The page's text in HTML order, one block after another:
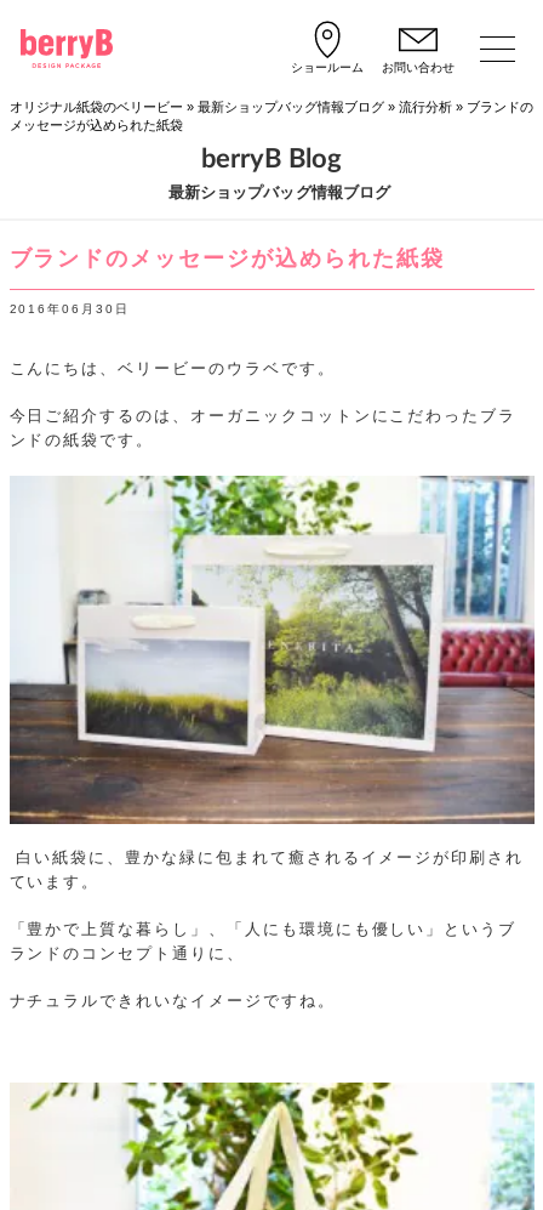
ショールーム お問い合わせ
オリジナル紙袋のベリービー » 最新ショップバッグ情報ブログ» 流行分析» ブランドの
メッセージが込められた紙袋
最新ショップバッグ情報ブログ
berryB Blog
ブランドのメッセージが込められた紙袋
2016年06月30日
こんにちは、ベリービーのウラベです。
今日ご紹介するのは、オーガニックコットンにこだわったブラ
ンドの紙袋です。
白い紙袋に、豊かな緑に包まれて癒されるイメージが印刷され
ています。
「豊かで上質な暮らし」、「人にも環境にも優しい」というブ
ランドのコンセプト通りに、
ナチュラルできれいなイメージですね。